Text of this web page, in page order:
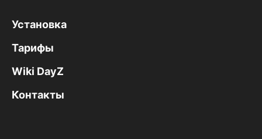
Установка
Тарифы
Wiki DayZ
Контакты